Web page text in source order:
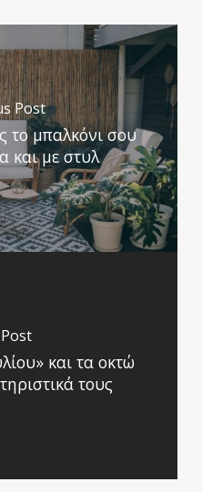
Post
το μπαλκόνι σου
και με στυλ
και τα οκτώ
τους